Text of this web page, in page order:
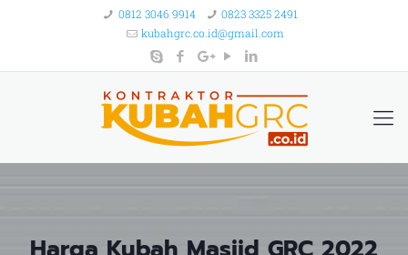
0812 3046 9914
0823 3325 2491
kubahgrc.co.id@gmail.com